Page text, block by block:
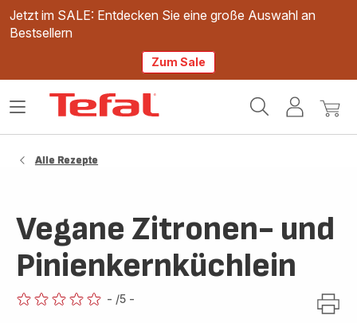
Jetzt im SALE: Entdecken Sie eine große Auswahl an
Bestsellern
Zum Sale
Mein
Mein
Das
Alle Rezepte
Vegane Zitronen- und
Pinienkernküchlein
- /5 -